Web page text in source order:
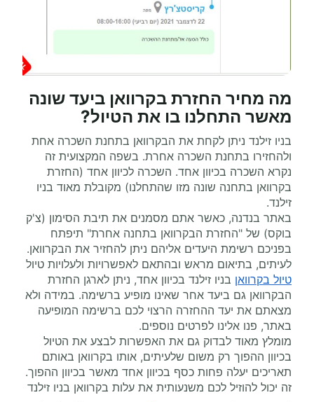
מה מחיר החזרת בקרוואן ביעד שונה
מאשר התחלנו בו את הטיול?
בניו זילנד ניתן לקחת את הבקרוואן בתחנת השכרה אחת
ולהחזירו בתחנת השכרה אחרת. בשפה המקצועית זה
נקרא השכרה בכיוון אחד. השכרה לכיוון אחד (החזרת
בקרוואן בתחנה שונה מזו שהתחלנו) מקובלת מאוד בניו
זילנד.
באתר בנדנה, כאשר אתם מסמנים את תיבת הסימון (צ'ק
בוקס) של "החזרת הבקרוואן בתחנה אחרת" תיפתח
בפניכם רשימת היעדים אליהם ניתן להחזיר את הבקרוואן.
לעיתים, בתיאום מראש ובהתאם לאפשרויות ולעלויות טיול
טיול בקרוואן בניו זילנד בכיוון אחד, ניתן לארגן החזרת
הבקרוואן גם ביעד אחר שאינו מופיע ברשימה. במידה ולא
מצאתם את יעד ההחזרה הרצוי לכם ברשימה המופיעה
באתר, פנו אלינו לפרטים נוספים.
מומלץ מאוד לבדוק גם את האפשרות לבצע את הטיול
בכיוון ההפוך רק משום שלעיתים, אותו בקרוואן באותם
תאריכים יעלה פחות כסף בכיוון אחד מאשר בכיוון ההפוך.
זה יכול להוזיל לכם משנעותית את עלות בקרוואן בניו זילנד